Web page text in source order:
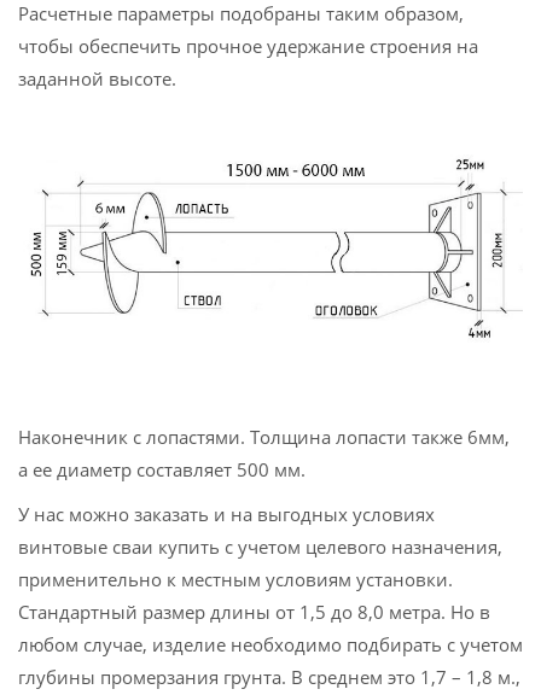
Расчетные параметры подобраны таким образом,
чтобы обеспечить прочное удержание строения на
заданной высоте.
Наконечник с лопастями. Толщина лопасти также 6мм,
а ее диаметр составляет 500 мм.
У нас можно заказать и на выгодных условиях
винтовые сваи купить с учетом целевого назначения,
применительно к местным условиям установки.
Стандартный размер длины от 1,5 до 8,0 метра. Но в
любом случае, изделие необходимо подбирать с учетом
глубины промерзания грунта. В среднем это 1,7 – 1,8 м.,